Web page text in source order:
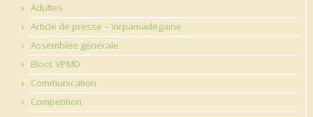
Adultes
Article de presse – Virpamadegaine
Assemblée générale
Blocs VPMD
Communication
Competition